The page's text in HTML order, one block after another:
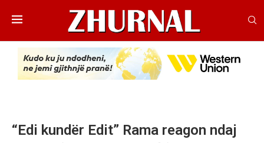
“Edi kundër Edit” Rama reagon ndaj